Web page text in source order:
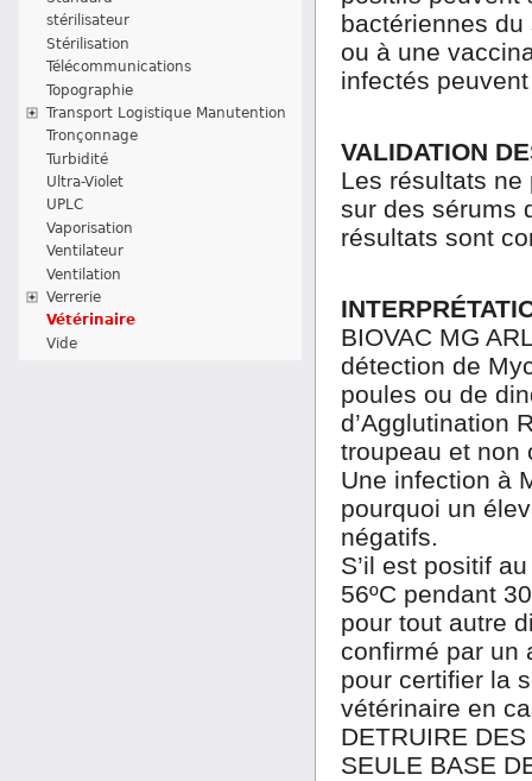
stérilisateur
Stérilisation
Télécommunications
Topographie
Transport Logistique Manutention
Tronçonnage
Turbidité
Ultra-Violet
UPLC
Vaporisation
Ventilateur
Ventilation
Verrerie
Vétérinaire
Vide
bactériennes
ou à une
infectés
VALIDATION
Les résultats ne
sur des sérums
résultats sont
BIOVAC MG
détection de
poules ou de
d’Agglutination
troupeau et non
Une infection à
pourquoi un
négatifs.
S’il est positif
56ºC pendant
pour tout autre
confirmé par un
pour certifier la
vétérinaire en
DETRUIRE
SEULE BASE